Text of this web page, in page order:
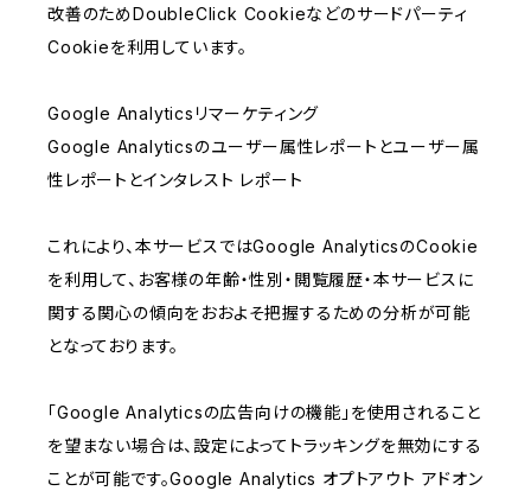
改善のためDoubleClick Cookieなどのサードパーティ
Cookieを利用しています。
Google Analyticsリマーケティング
Google Analyticsのユーザー属性レポートとユーザー属
性レポートとインタレスト レポート
これにより、本サービスではGoogle AnalyticsのCookie
を利用して、お客様の年齢・性別・閲覧履歴・本サービスに
関する関心の傾向をおおよそ把握するための分析が可能
となっております。
「Google Analyticsの広告向けの機能」を使用されること
を望まない場合は、設定によってトラッキングを無効にする
ことが可能です。Google Analytics オプトアウト アドオン